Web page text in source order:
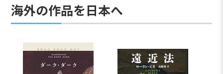
海外の作品を日本へ